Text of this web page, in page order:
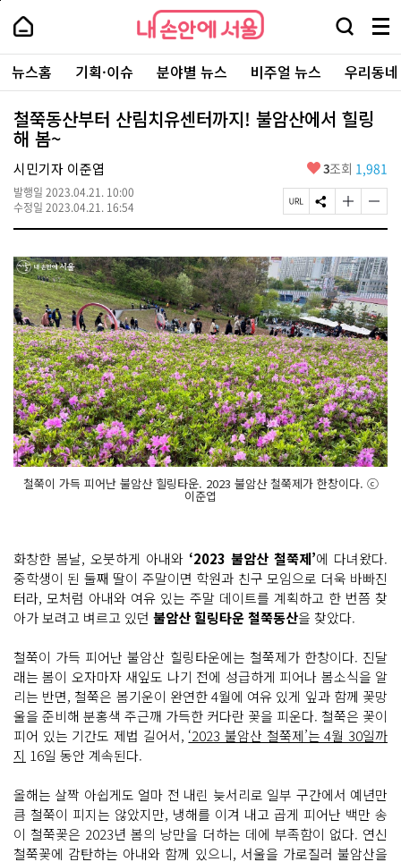
본
로
가
내
손
안
에
서
울
-
서
울
시
대
표
소
통
포
내
손
에
울
검
창
열
기
메
뉴
전
체
보
주
요
서
뉴스홈 기획·이슈 분야별 뉴스 비주얼 뉴스 우리동
철쭉동산부터 산림치유센터까지! 불암산에서 힐링
해 봄~
시민기자 이준엽
발행일 2023.04.21. 10:00
수정일 2023.04.21. 16:54
좋
요
3조회 1,981
페
이
U
R
L
복
사
S
N
공
유
하
기
글
자
기
크
게
변
경
하
기
글
자
기
작
게
변
경
하
기
철쭉이 가득 피어난 불암산 힐링타운. 2023 불암산 철쭉제가 한창이다. ⓒ
이준엽
화창한 봄날, 오붓하게 아내와 ‘2023 불암산 철쭉제’에 다녀왔다.
중학생이 된 둘째 딸이 주말이면 학원과 친구 모임으로 더욱 바빠진
터라, 모처럼 아내와 여유 있는 주말 데이트를 계획하고 한 번쯤 찾
아가 보려고 벼르고 있던 불암산 힐링타운 철쭉동산을 찾았다.
철쭉이 가득 피어난 불암산 힐링타운에는 철쭉제가 한창이다. 진달
래는 봄이 오자마자 새잎도 나기 전에 성급하게 피어나 봄소식을 알
리는 반면, 철쭉은 봄기운이 완연한 4월에 여유 있게 잎과 함께 꽃망
울을 준비해 분홍색 주근깨 가득한 커다란 꽃을 피운다. 철쭉은 꽃이
피어 있는 기간도 제법 길어서, ‘2023 불암산 철쭉제’는 4월 30일까
지 16일 동안 계속된다.
올해는 살짝 아쉽게도 얼마 전 내린 늦서리로 일부 구간에서 예년만
큼 철쭉이 피지는 않았지만, 냉해를 이겨 내고 곱게 피어난 백만 송
이 철쭉꽃은 2023년 봄의 낭만을 더하는 데에 부족함이 없다. 연신
철쭉꽃에 감탄하는 아내와 함께 있으니, 서울을 가로질러 불암산을
페
상
단
로